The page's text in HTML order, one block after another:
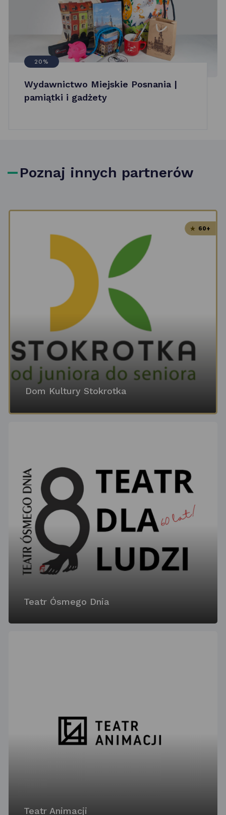
20%
Wydawnictwo Miejskie Posnania |
pamiątki i gadżety
Poznaj innych partnerów
60+
Dom Kultury Stokrotka
Teatr Ósmego Dnia
Teatr Animacji